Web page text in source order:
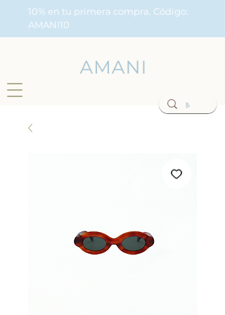
10% en tu primera compra. Código:
AMANI10